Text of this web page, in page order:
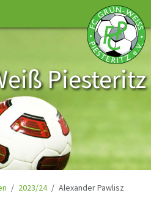
Piesteritz
2023/24 Alexander Pawlisz